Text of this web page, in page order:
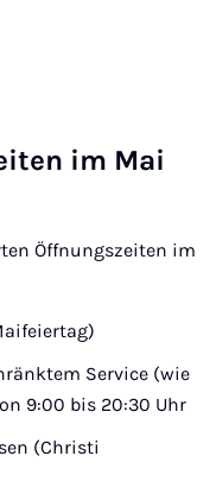
im Mai
Öffnungszeiten im
Service (wie
9:00 bis 20:30 Uhr
(Christi